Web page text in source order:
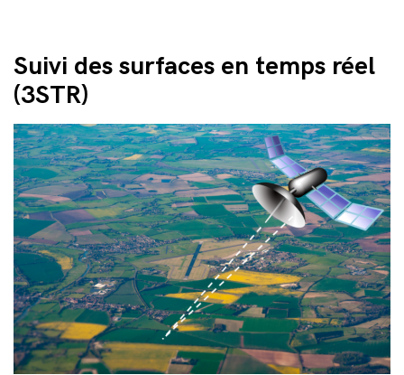
Suivi des surfaces en temps réel
(3STR)